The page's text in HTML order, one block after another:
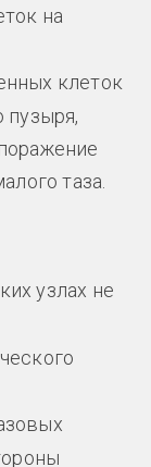
на
клеток
пузыря,
таза.
узлах не